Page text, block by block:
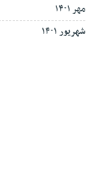
مهر ۱۴۰۱
شهریور ۱۴۰۱